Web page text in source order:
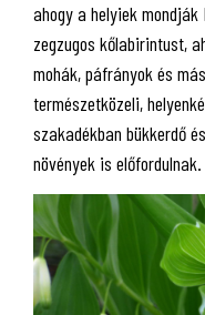
ahogy a helyiek
zegzugos kőlabirintust,
mohák, páfrányok és
természetközeli,
szakadékban bükkerdő
növények is előfordulnak.